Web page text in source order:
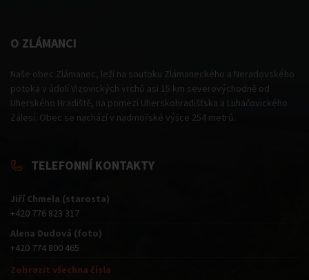
O ZLÁMANCI
Naše obec Zlámanec, leží na soutoku Zlámaneckého a Neradovského
potoka v údolí Vizovických vrchů asi 15 km severovýchodně od
Uherského Hradiště, na pomezí Uherskohradišťska a Luhačovického
Zálesí. Obec se nachází v nadmořské výšce 254 metrů.
TELEFONNÍ KONTAKTY
Jiří Chmela (starosta)
+420 776 823 317
Alena Dudová (foto)
+420 774 800 465
Zobrazit všechna čísla